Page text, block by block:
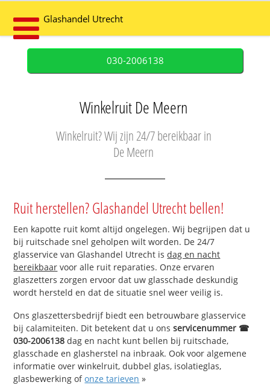
Glashandel Utrecht
030-2006138
Winkelruit De Meern
Winkelruit? Wij zijn 24/7 bereikbaar in
De Meern
Ruit herstellen? Glashandel Utrecht bellen!
Een kapotte ruit komt altijd ongelegen. Wij begrijpen dat u
bij ruitschade snel geholpen wilt worden. De 24/7
glasservice van Glashandel Utrecht isdag en nacht
bereikbaar voor alle ruit reparaties. Onze ervaren
glaszetters zorgen ervoor dat uw glasschade deskundig
wordt hersteld en dat de situatie snel weer veilig is.
Ons glaszettersbedrijf biedt een betrouwbare glasservice
bij calamiteiten. Dit betekent dat u onsservicenummer ☎
030-2006138 dag en nacht kunt bellen bij ruitschade,
glasschade en glasherstel na inbraak. Ook voor algemene
informatie over winkelruit, dubbel glas, isolatieglas,
glasbewerking ofonze tarieven »